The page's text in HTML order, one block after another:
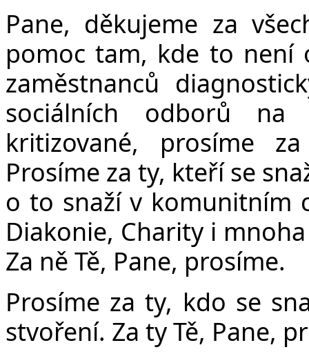
Pane, děkujeme za
pomoc tam, kde to není
zaměstnanců
sociálních odborů
kritizované, prosíme
Prosíme za ty, kteří se
o to snaží v komunitním
Diakonie, Charity i
Za ně Tě, Pane, prosíme.
Prosíme za ty, kdo se
stvoření. Za ty Tě, Pane,